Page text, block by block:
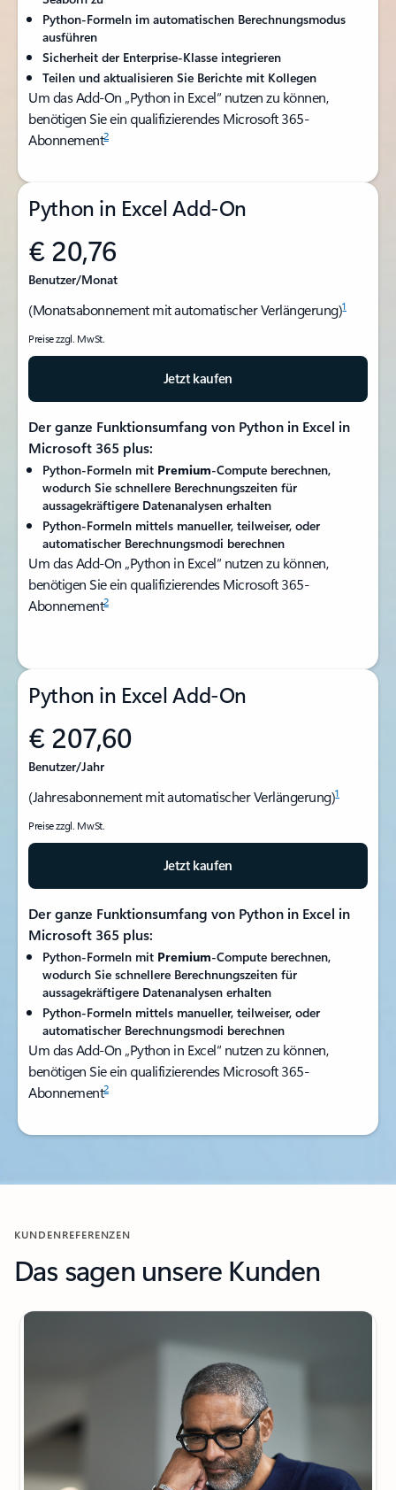
Python-Formeln im automatischen Berechnungsmodus
ausführen
Sicherheit der Enterprise-Klasse integrieren
Teilen und aktualisieren Sie Berichte mit Kollegen
Um das Add-On „Python in Excel“ nutzen zu können,
benötigen Sie ein qualifizierendes Microsoft 365-
Abonnement2
Python in Excel Add-On
€ 20,76
Benutzer/Monat
(Monatsabonnement mit automatischer Verlängerung)1
Preise zzgl. MwSt.
Jetzt kaufen
Der ganze Funktionsumfang von Python in Excel in
Microsoft 365 plus:
Python-Formeln mit Premium-Compute berechnen,
wodurch Sie schnellere Berechnungszeiten für
aussagekräftigere Datenanalysen erhalten
Python-Formeln mittels manueller, teilweiser, oder
automatischer Berechnungsmodi berechnen
Um das Add-On „Python in Excel“ nutzen zu können,
benötigen Sie ein qualifizierendes Microsoft 365-
Abonnement2
Python in Excel Add-On
€ 207,60
Benutzer/Jahr
(Jahresabonnement mit automatischer Verlängerung)1
Preise zzgl. MwSt.
Jetzt kaufen
Der ganze Funktionsumfang von Python in Excel in
Microsoft 365 plus:
Python-Formeln mit Premium-Compute berechnen,
wodurch Sie schnellere Berechnungszeiten für
aussagekräftigere Datenanalysen erhalten
Python-Formeln mittels manueller, teilweiser, oder
automatischer Berechnungsmodi berechnen
Um das Add-On „Python in Excel“ nutzen zu können,
benötigen Sie ein qualifizierendes Microsoft 365-
Abonnement2
KUNDENREFERENZEN
Das sagen unsere Kunden
Folie 1 von 2 wird angezeigt